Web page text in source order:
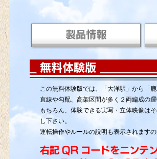
この無料体験版では、「大洋駅」から「
直線や勾配、高架区間が多く２両編成の
もちろん、体験できる実写・立体映像は
し下さい。
運転操作やルールの説明も表示されます